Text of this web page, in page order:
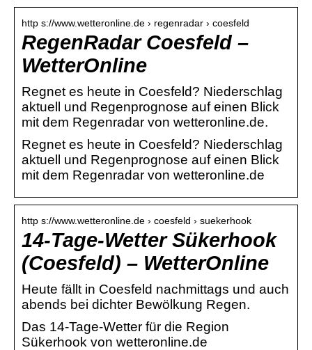
http s://www.wetteronline.de › regenradar › coesfeld
RegenRadar Coesfeld –
WetterOnline
Regnet es heute in Coesfeld? Niederschlag
aktuell und Regenprognose auf einen Blick
mit dem Regenradar von wetteronline.de.
Regnet es heute in Coesfeld? Niederschlag
aktuell und Regenprognose auf einen Blick
mit dem Regenradar von wetteronline.de
http s://www.wetteronline.de › coesfeld › suekerhook
14-Tage-Wetter Sükerhook
(Coesfeld) – WetterOnline
Heute fällt in Coesfeld nachmittags und auch
abends bei dichter Bewölkung Regen.
Das 14-Tage-Wetter für die Region
Sükerhook von wetteronline.de